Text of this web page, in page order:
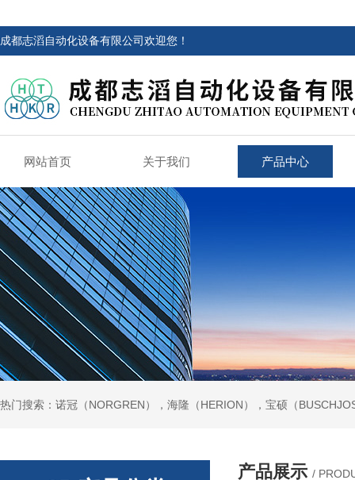
成都志滔自动化设备有限公司欢迎您！
网站首页 关于我们 产品中心
热门搜索：诺冠（NORGREN），海隆（HERION），宝硕（
产品展示 /